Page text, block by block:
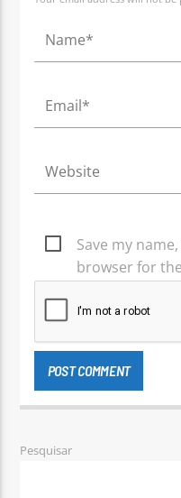
Save my
browser for
Pesquisar